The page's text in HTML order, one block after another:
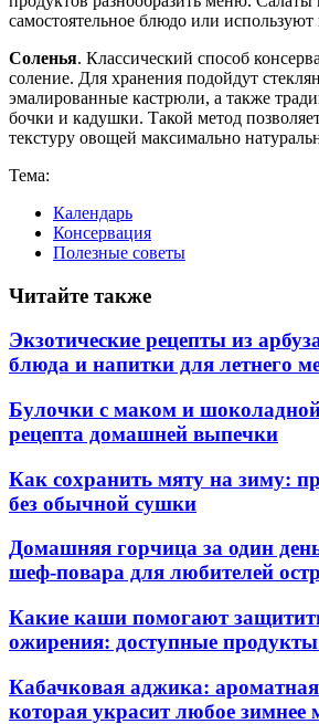
самостоятельное блюдо или используют
Соленья. Классический способ
соление. Для хранения подойдут
эмалированные кастрюли, а также
бочки и кадушки. Такой метод
текстуру овощей максимально
Тема:
Календарь
Консервация
Полезные советы
Читайте также
Экзотические рецепты из
блюда и напитки для летнего
Булочки с маком и
рецепта домашней выпечки
Как сохранить мяту на зиму:
без обычной сушки
Домашняя горчица за один
шеф-повара для любителей
Какие каши помогают
ожирения: доступные
Кабачковая аджика: ароматная
которая украсит любое зимнее